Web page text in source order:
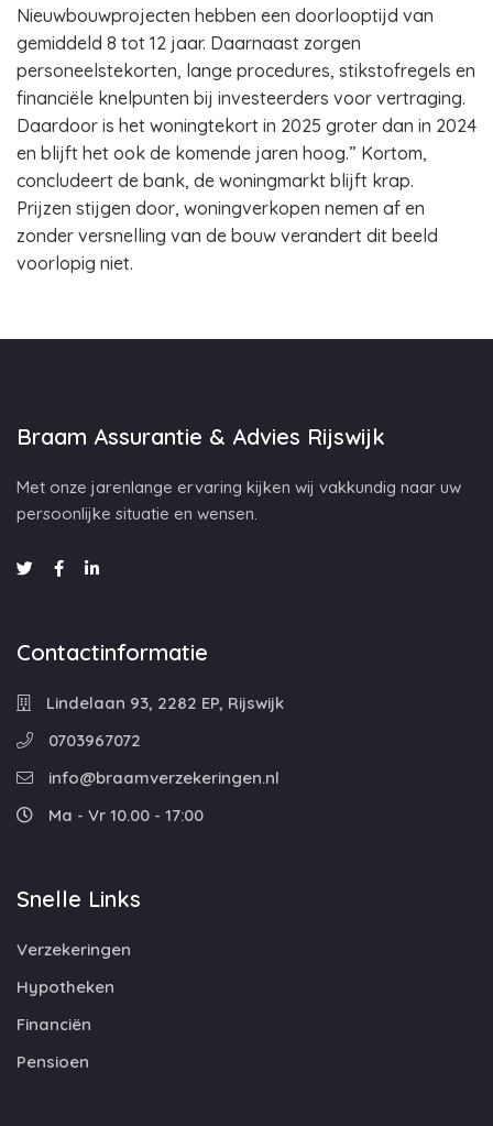
Nieuwbouwprojecten hebben een doorlooptijd van
gemiddeld 8 tot 12 jaar. Daarnaast zorgen
personeelstekorten, lange procedures, stikstofregels en
financiële knelpunten bij investeerders voor vertraging.
Daardoor is het woningtekort in 2025 groter dan in 2024
en blijft het ook de komende jaren hoog.” Kortom,
concludeert de bank, de woningmarkt blijft krap.
Prijzen stijgen door, woningverkopen nemen af en
zonder versnelling van de bouw verandert dit beeld
voorlopig niet.
Braam Assurantie & Advies Rijswijk
Met onze jarenlange ervaring kijken wij vakkundig naar uw
persoonlijke situatie en wensen.
Contactinformatie
Lindelaan 93, 2282 EP, Rijswijk
0703967072
info@braamverzekeringen.nl
Ma - Vr 10.00 - 17:00
Snelle Links
Verzekeringen
Hypotheken
Financiën
Pensioen